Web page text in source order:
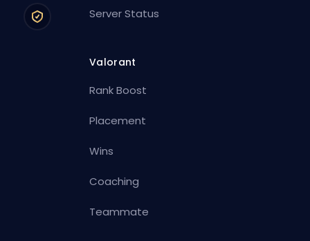
Server Status
Valorant
Rank Boost
Placement
Wins
Coaching
Teammate